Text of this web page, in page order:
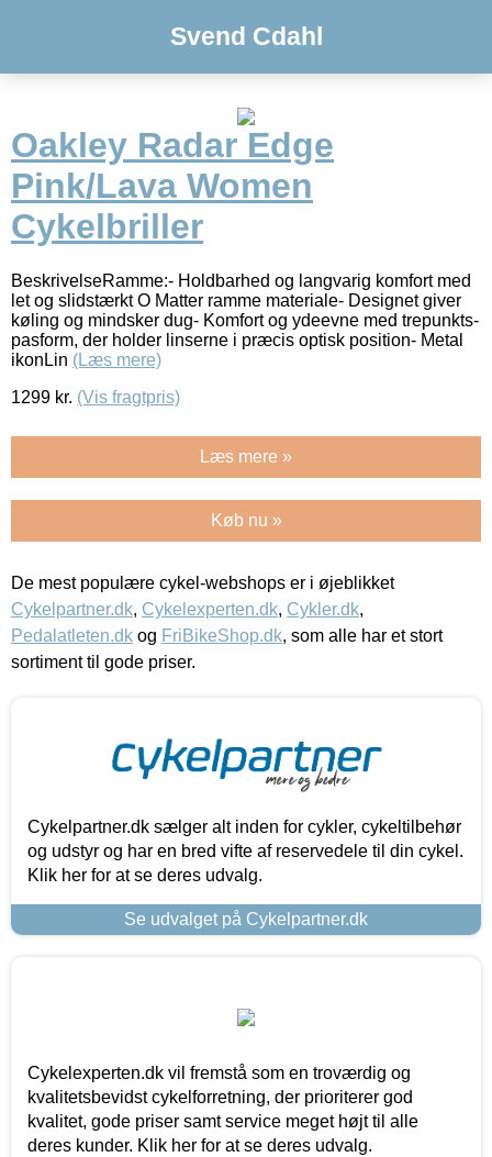
Svend Cdahl
Oakley Radar Edge
Pink/Lava Women
Cykelbriller
BeskrivelseRamme:- Holdbarhed og langvarig komfort med
let og slidstærkt O Matter ramme materiale- Designet giver
køling og mindsker dug- Komfort og ydeevne med trepunkts-
pasform, der holder linserne i præcis optisk position- Metal
ikonLin (Læs mere)
1299 kr. (Vis fragtpris)
Læs mere »
Køb nu »
De mest populære cykel-webshops er i øjeblikket
Cykelpartner.dk, Cykelexperten.dk, Cykler.dk,
Pedalatleten.dk og FriBikeShop.dk, som alle har et stort
sortiment til gode priser.
Cykelpartner.dk sælger alt inden for cykler, cykeltilbehør
og udstyr og har en bred vifte af reservedele til din cykel.
Klik her for at se deres udvalg.
Se udvalget på Cykelpartner.dk
Cykelexperten.dk vil fremstå som en troværdig og
kvalitetsbevidst cykelforretning, der prioriterer god
kvalitet, gode priser samt service meget højt til alle
deres kunder. Klik her for at se deres udvalg.